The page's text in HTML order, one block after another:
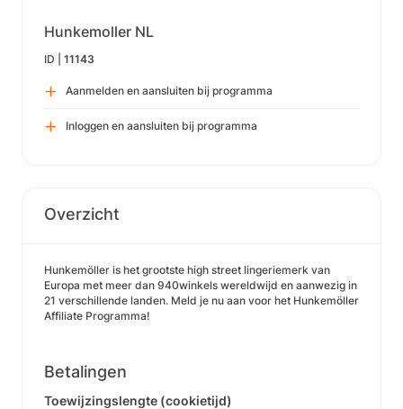
Hunkemoller NL
ID | 11143
Aanmelden en aansluiten bij programma
Inloggen en aansluiten bij programma
Overzicht
Hunkemöller is het grootste high street lingeriemerk van
Europa met meer dan 940winkels wereldwijd en aanwezig in
21 verschillende landen. Meld je nu aan voor het Hunkemöller
Affiliate Programma!
Betalingen
Toewijzingslengte (cookietijd)